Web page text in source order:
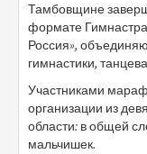
Тамбовщине
формате
Россия»,
гимнастики,
Участниками
организации из
области: в общей
мальчишек.